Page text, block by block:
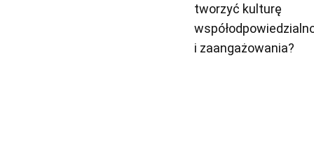
tworzyć kulturę
i zaangażowania?